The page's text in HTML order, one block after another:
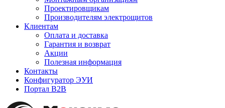
Проектировщикам
Производителям электрощитов
Клиентам
Оплата и доставка
Гарантия и возврат
Акции
Полезная информация
Контакты
Конфигуратор ЭУИ
Портал B2B